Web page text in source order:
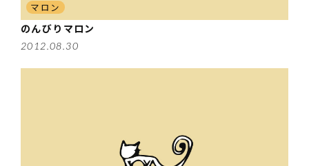
マロン
のんびりマロン
2012.08.30